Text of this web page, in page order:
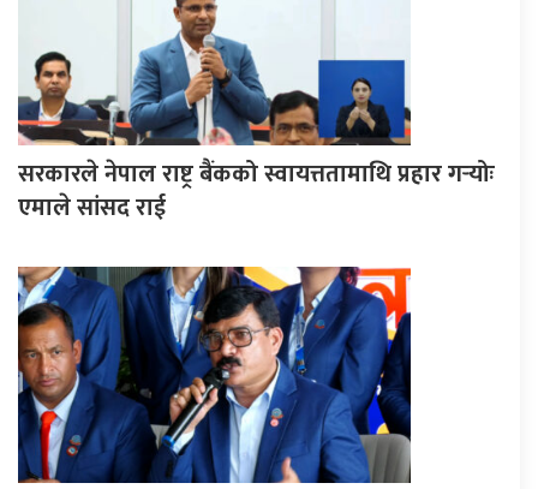
सरकारले नेपाल राष्ट्र बैंकको स्वायत्ततामाथि प्रहार गर्‍योः
एमाले सांसद राई